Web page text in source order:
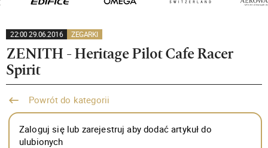
22:00 29.06.2016 ZEGARKI
ZENITH - Heritage Pilot Cafe Racer
Spirit
Powrót do kategorii
Zaloguj się lub zarejestruj aby dodać artykuł do
ulubionych